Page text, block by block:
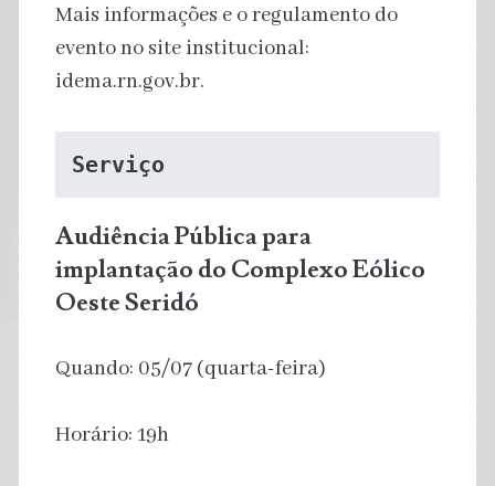
Mais informações e o regulamento do
evento no site institucional:
idema.rn.gov.br.
Serviço
Audiência Pública para
implantação do Complexo Eólico
Oeste Seridó
Quando: 05/07 (quarta-feira)
Horário: 19h